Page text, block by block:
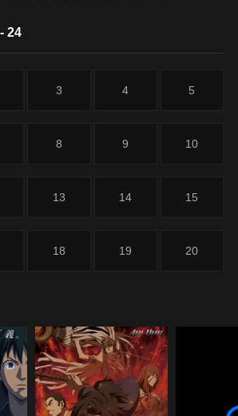
始了新生活。在六月的某一天，
24
3 4 5
8 9 10
13 14 15
18 19 20